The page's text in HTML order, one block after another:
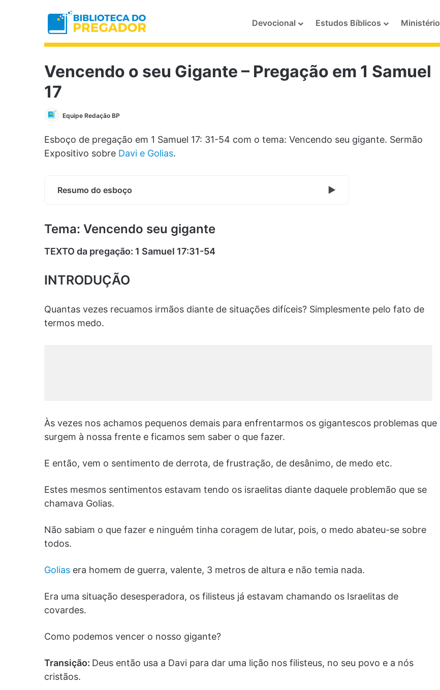
Devocional Estudos Bíblicos Ministério
Vencendo o seu Gigante – Pregação em 1 Samuel
17
Equipe Redação BP
Esboço de pregação em 1 Samuel 17: 31-54 com o tema: Vencendo seu gigante. Sermão
Expositivo sobre Davi e Golias.
Resumo do esboço
Tema: Vencendo seu gigante
TEXTO da pregação: 1 Samuel 17:31-54
INTRODUÇÃO
Quantas vezes recuamos irmãos diante de situações difíceis? Simplesmente pelo fato de
termos medo.
Às vezes nos achamos pequenos demais para enfrentarmos os gigantescos problemas que
surgem à nossa frente e ficamos sem saber o que fazer.
E então, vem o sentimento de derrota, de frustração, de desânimo, de medo etc.
Estes mesmos sentimentos estavam tendo os israelitas diante daquele problemão que se
chamava Golias.
Não sabiam o que fazer e ninguém tinha coragem de lutar, pois, o medo abateu-se sobre
todos.
Golias era homem de guerra, valente, 3 metros de altura e não temia nada.
Era uma situação desesperadora, os filisteus já estavam chamando os Israelitas de
covardes.
Como podemos vencer o nosso gigante?
Transição: Deus então usa a Davi para dar uma lição nos filisteus, no seu povo e a nós
cristãos.